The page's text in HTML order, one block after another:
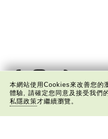
本網站使用Cookies來改善您的
體驗, 請確定您同意及接受我們
私隱政策才繼續瀏覽。